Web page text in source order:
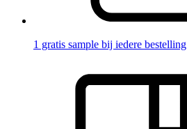
1 gratis sample bij iedere bestelling